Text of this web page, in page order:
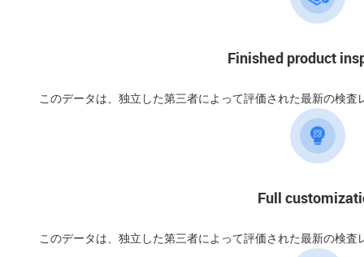
Finished product
このデータは、独立した第三者によって評価された最新の検
Full
このデータは、独立した第三者によって評価された最新の検